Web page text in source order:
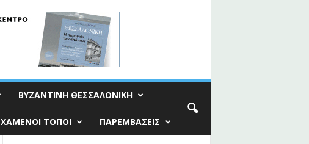
ΒΥΖΑΝΤΙΝΗ ΘΕΣΣΑΛΟΝΙΚΗ
ΧΑΜΕΝΟΙ ΤΟΠΟΙ ΠΑΡΕΜΒΑΣΕΙΣ